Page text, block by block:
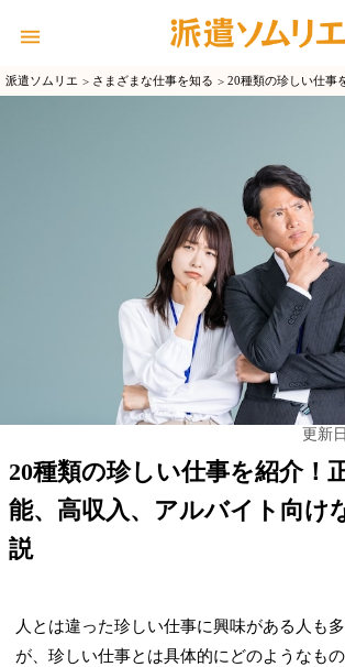
派遣ソムリエ さまざまな仕事を知る 20種類の珍しい仕事
更新
20種類の珍しい仕事を紹介！
能、高収入、アルバイト向け
説
人とは違った珍しい仕事に興味がある人も
が、珍しい仕事とは具体的にどのようなも